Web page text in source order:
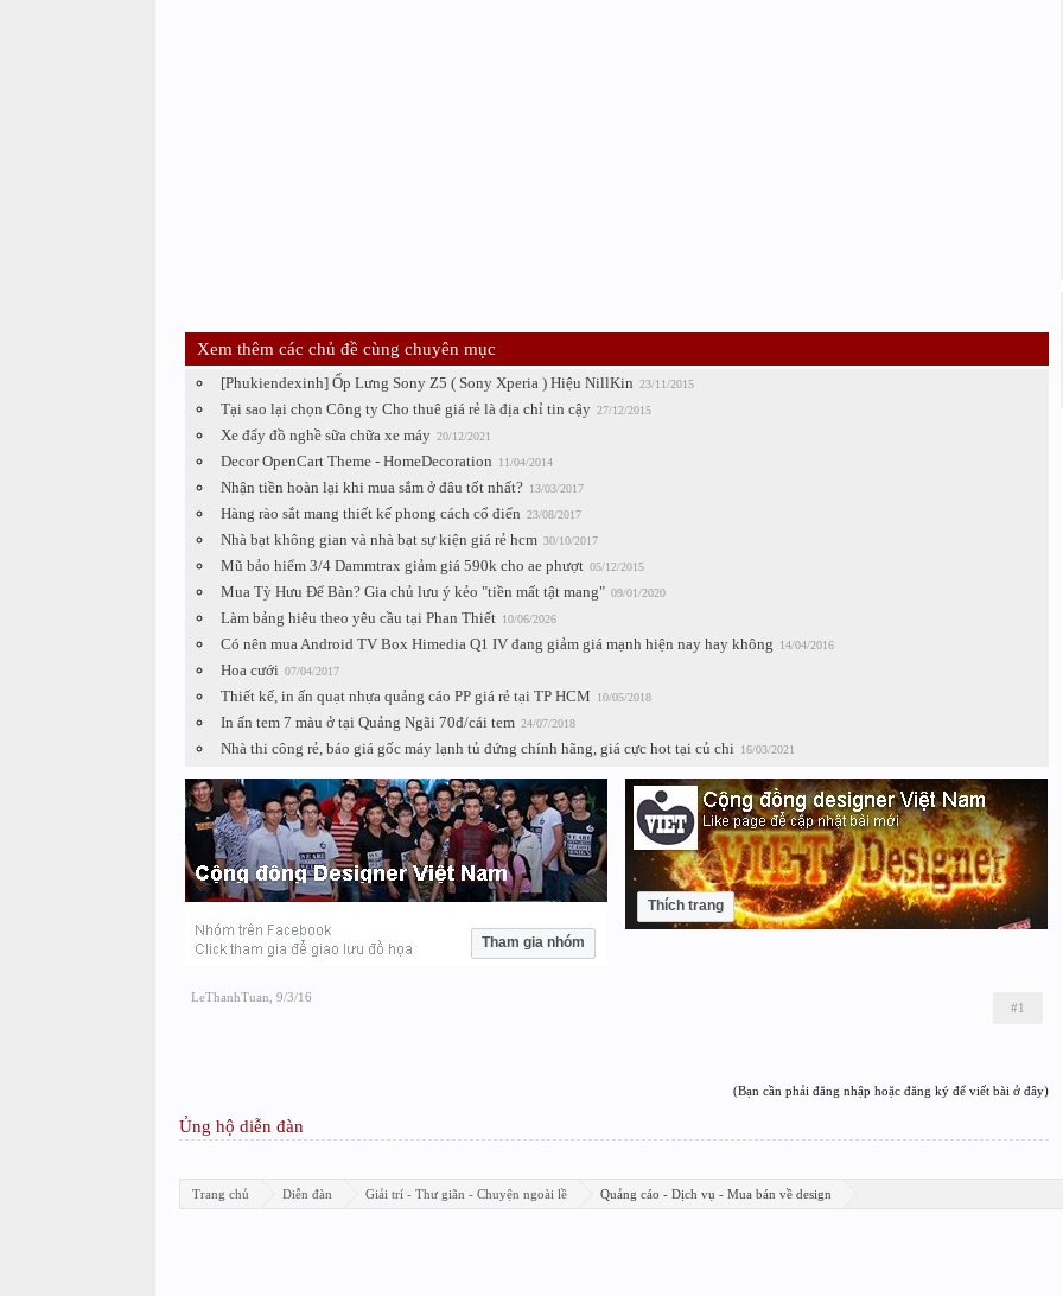
Xem thêm các chủ đề cùng chuyên mục
[Phukiendexinh] Ốp Lưng Sony Z5 ( Sony Xperia ) Hiệu NillKin 23/11/2015
Tại sao lại chọn Công ty Cho thuê giá rẻ là địa chỉ tin cậy 27/12/2015
Xe đẩy đồ nghề sữa chữa xe máy 20/12/2021
Decor OpenCart Theme - HomeDecoration 11/04/2014
Nhận tiền hoàn lại khi mua sắm ở đâu tốt nhất? 13/03/2017
Hàng rào sắt mang thiết kế phong cách cổ điển 23/08/2017
Nhà bạt không gian và nhà bạt sự kiện giá rẻ hcm 30/10/2017
Mũ bảo hiểm 3/4 Dammtrax giảm giá 590k cho ae phượt 05/12/2015
Mua Tỳ Hưu Để Bàn? Gia chủ lưu ý kẻo "tiền mất tật mang" 09/01/2020
Làm bảng hiêu theo yêu cầu tại Phan Thiết 10/06/2026
Có nên mua Android TV Box Himedia Q1 IV đang giảm giá mạnh hiện nay hay không 14/04/2016
Hoa cưới 07/04/2017
Thiết kế, in ấn quạt nhựa quảng cáo PP giá rẻ tại TP HCM 10/05/2018
In ấn tem 7 màu ở tại Quảng Ngãi 70đ/cái tem 24/07/2018
Nhà thi công rẻ, báo giá gốc máy lạnh tủ đứng chính hãng, giá cực hot tại củ chi 16/03/2021
Tham gia nhóm
Thích trang
LeThanhTuan 9/3/16
#1
(Bạn cần phải đăng nhập hoặc đăng ký để viết bài ở đây)
Ủng hộ diễn đàn
Trang chủ Diễn đàn Giải trí - Thư giãn - Chuyện ngoài lề Quảng cáo - Dịch vụ - Mua bán về design